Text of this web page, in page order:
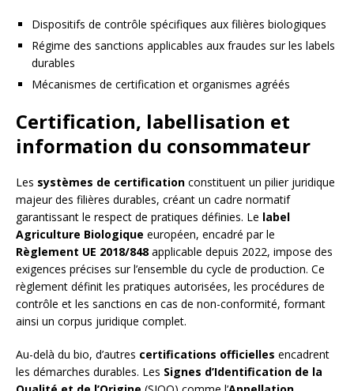
Dispositifs de contrôle spécifiques aux filières biologiques
Régime des sanctions applicables aux fraudes sur les labels
durables
Mécanismes de certification et organismes agréés
Certification, labellisation et
information du consommateur
Les systèmes de certification constituent un pilier juridique
majeur des filières durables, créant un cadre normatif
garantissant le respect de pratiques définies. Le label
Agriculture Biologique européen, encadré par le
Règlement UE 2018/848 applicable depuis 2022, impose des
exigences précises sur l’ensemble du cycle de production. Ce
règlement définit les pratiques autorisées, les procédures de
contrôle et les sanctions en cas de non-conformité, formant
ainsi un corpus juridique complet.
Au-delà du bio, d’autres certifications officielles encadrent
les démarches durables. Les Signes d’Identification de la